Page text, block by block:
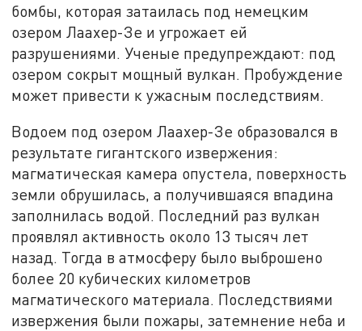
бомбы, которая затаилась под немецким
озером Лаахер-Зе и угрожает ей
разрушениями. Ученые предупреждают: под
озером сокрыт мощный вулкан. Пробуждение
может привести к ужасным последствиям.
Водоем под озером Лаахер-Зе образовался в
результате гигантского извержения:
магматическая камера опустела, поверхность
земли обрушилась, а получившаяся впадина
заполнилась водой. Последний раз вулкан
проявлял активность около 13 тысяч лет
назад. Тогда в атмосферу было выброшено
более 20 кубических километров
магматического материала. Последствиями
извержения были пожары, затемнение неба и